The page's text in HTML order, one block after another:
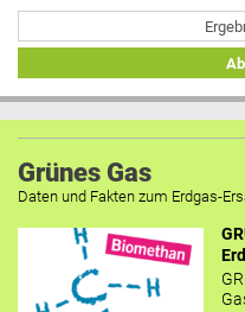
Grünes Gas
Daten und Fakten zum Erdgas-